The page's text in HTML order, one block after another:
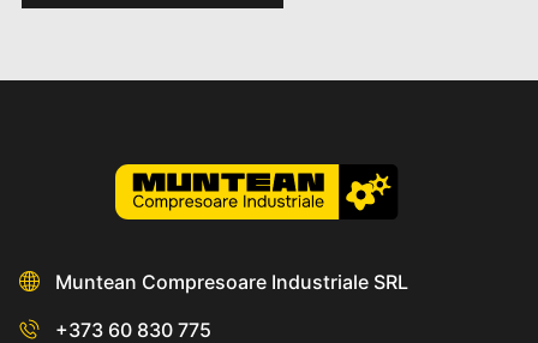
Muntean Compresoare Industriale SRL
+373 60 830 775